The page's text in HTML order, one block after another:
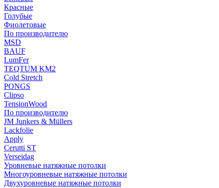
Красные
Голубые
Фиолетовые
По производителю
MSD
BAUF
LumFer
TEQTUM KM2
Cold Stretch
PONGS
Clipso
TensionWood
По производителю
JM Junkers & Müllers
Lackfolie
Apply
Cerutti ST
Verseidag
Уровневые натяжные потолки
Многоуровневые натяжные потолки
Двухуровневые натяжные потолки